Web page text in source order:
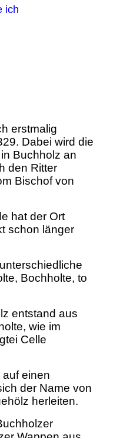
ich
erstmalig
Dabei wird die
Buchholz an
den Ritter
Bischof von
hat der Ort
schon länger
Bochholte, to
entstand aus
wie im
Celle
einen
der Name von
herleiten.